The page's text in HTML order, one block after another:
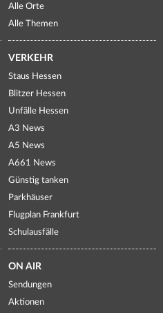
Alle Orte
Alle Themen
VERKEHR
Staus Hessen
Blitzer Hessen
Unfälle Hessen
A3 News
A5 News
A661 News
Günstig tanken
Parkhäuser
Flugplan Frankfurt
Schulausfälle
ON AIR
Sendungen
Aktionen